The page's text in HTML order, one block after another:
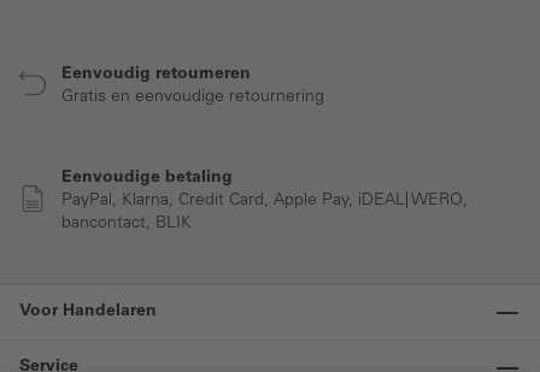
Eenvoudig retourneren
Gratis en eenvoudige retournering
Eenvoudige betaling
PayPal, Klarna, Credit Card, Apple Pay, iDEAL| WERO,
bancontact, BLIK
Voor Handelaren
Service